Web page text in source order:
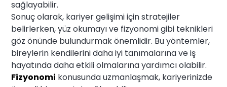
sağlayabilir.
Sonuç olarak, kariyer gelişimi için stratejiler
belirlerken, yüz okumayı ve fizyonomi gibi teknikleri
göz önünde bulundurmak önemlidir. Bu yöntemler,
bireylerin kendilerini daha iyi tanımalarına ve iş
hayatında daha etkili olmalarına yardımcı olabilir.
Fizyonomi konusunda uzmanlaşmak, kariyerinizde